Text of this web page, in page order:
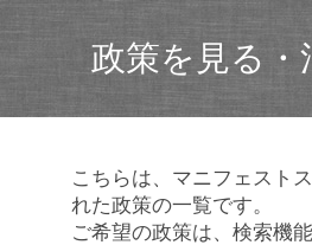
政策を見る・
こちらは、マニフェスト
れた政策の一覧です。
ご希望の政策は、検索機